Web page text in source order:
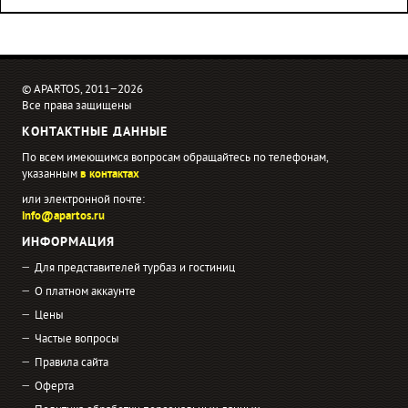
© APARTOS, 2011−2026
Все права защищены
КОНТАКТНЫЕ ДАННЫЕ
По всем имеющимся вопросам обращайтесь по телефонам,
указаннымв контактах
или электронной почте:
info@apartos.ru
ИНФОРМАЦИЯ
Для представителей турбаз и гостиниц
О платном аккаунте
Цены
Частые вопросы
Правила сайта
Оферта